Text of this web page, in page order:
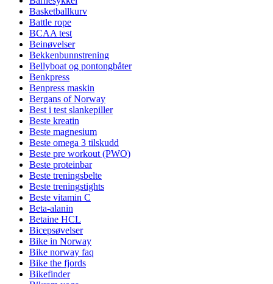
Basketballkurv
Battle rope
BCAA test
Beinøvelser
Bekkenbunnstrening
Bellyboat og pontongbåter
Benkpress
Benpress maskin
Bergans of Norway
Best i test slankepiller
Beste kreatin
Beste magnesium
Beste omega 3 tilskudd
Beste pre workout (PWO)
Beste proteinbar
Beste treningsbelte
Beste treningstights
Beste vitamin C
Beta-alanin
Betaine HCL
Bicepsøvelser
Bike in Norway
Bike norway faq
Bike the fjords
Bikefinder